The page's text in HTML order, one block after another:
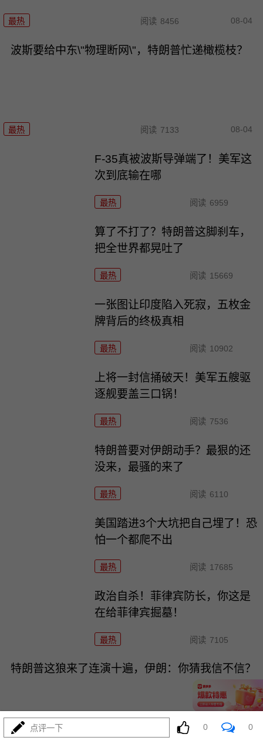
最热 阅读 8456 08-04
波斯要给中东\"物理断网\"，特朗普忙递橄榄枝？
最热 阅读 7133 08-04
F-35真被波斯导弹端了！美军这
次到底输在哪
最热 阅读 6959
算了不打了？特朗普这脚刹车，
把全世界都晃吐了
最热 阅读 15669
一张图让印度陷入死寂，五枚金
牌背后的终极真相
最热 阅读 10902
上将一封信捅破天！美军五艘驱
逐舰要盖三口锅！
最热 阅读 7536
特朗普要对伊朗动手？最狠的还
没来，最骚的来了
最热 阅读 6110
美国踏进3个大坑把自己埋了！恐
怕一个都爬不出
最热 阅读 17685
政治自杀！菲律宾防长，你这是
在给菲律宾掘墓！
最热 阅读 7105
特朗普这狼来了连演十遍，伊朗：你猜我信不信？
点评一下 0 0